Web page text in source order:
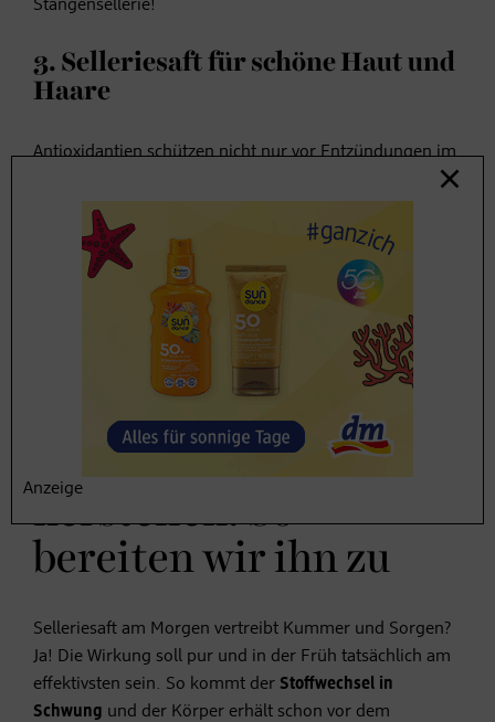
Stangensellerie!
3. Selleriesaft für schöne Haut und
Haare
Antioxidantien schützen nicht nur vor Entzündungen im
Körper, auch das Hautbild kann von ihnen profitieren.
So helfen sekundäre Pflanzenstoffe wie Vitamin C, E
und Beta-Carotin dabei, freie Radikale im Körper zu
binden und somit den
Hautalterungsprozess zu
. Vereinfacht heißt das: Sellerie schützt vor
UV-Strahlen und kann sogar Fältchen und Akne mildern!
Die enthaltenen Mineralien und Vitamine stärken zudem
und Haare.
Selleriesaft
herstellen: So
bereiten wir ihn zu
Selleriesaft am Morgen vertreibt Kummer und Sorgen?
Ja! Die Wirkung soll pur und in der Früh tatsächlich am
effektivsten sein. So kommt der Stoffwechsel in
Schwung und der Körper erhält schon vor dem
Anzeige